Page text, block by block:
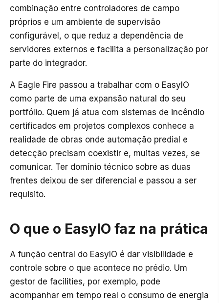
combinação entre controladores de campo
próprios e um ambiente de supervisão
configurável, o que reduz a dependência de
servidores externos e facilita a personalização por
parte do integrador.
A Eagle Fire passou a trabalhar com o EasyIO
como parte de uma expansão natural do seu
portfólio. Quem já atua com sistemas de incêndio
certificados em projetos complexos conhece a
realidade de obras onde automação predial e
detecção precisam coexistir e, muitas vezes, se
comunicar. Ter domínio técnico sobre as duas
frentes deixou de ser diferencial e passou a ser
requisito.
O que o EasyIO faz na prática
A função central do EasyIO é dar visibilidade e
controle sobre o que acontece no prédio. Um
gestor de facilities, por exemplo, pode
acompanhar em tempo real o consumo de energia